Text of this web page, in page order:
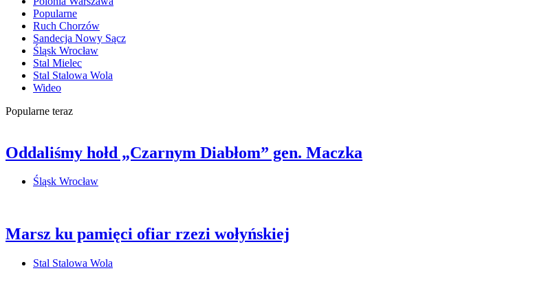
Popularne
Ruch Chorzów
Sandecja Nowy Sącz
Śląsk Wrocław
Stal Mielec
Stal Stalowa Wola
Wideo
Popularne teraz
Oddaliśmy hołd „Czarnym Diabłom” gen. Maczka
Śląsk Wrocław
Marsz ku pamięci ofiar rzezi wołyńskiej
Stal Stalowa Wola